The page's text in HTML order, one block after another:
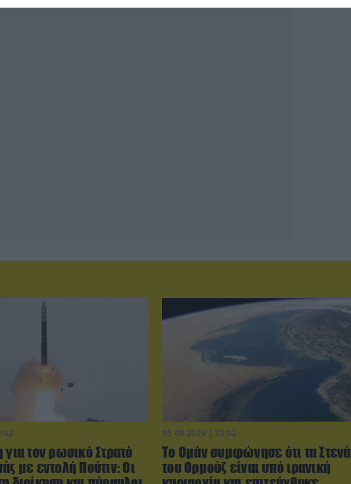
για τον ρωσικό Στρατό
με εντολή Πούτιν: Οι
05.08.2026 | 22:02
Το Ομάν συμφώνησε ότι τα Στενά
του Ορμούζ είναι υπό ιρανική